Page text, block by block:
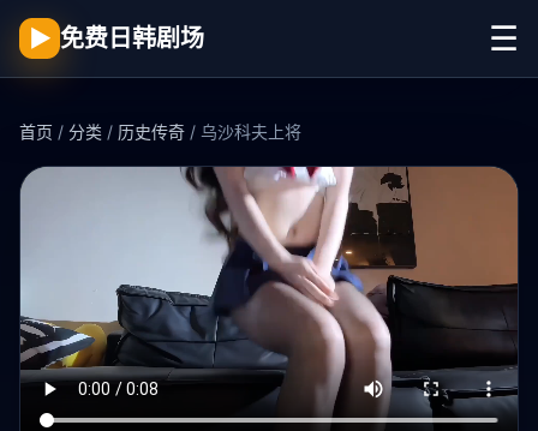
▶ 免费日韩剧场 ☰
首页 / 分类 / 历史传奇 / 乌沙科夫上将